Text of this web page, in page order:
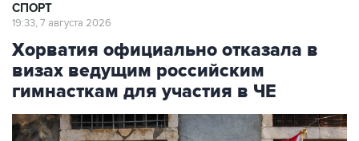
СПОРТ
19:33, 7 августа 2026
Хорватия официально отказала в
визах ведущим российским
гимнасткам для участия в ЧЕ